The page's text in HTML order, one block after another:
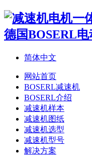
简体中文
网站首页
BOSERL减速机
BOSERL介绍
减速机样本
减速机图纸
减速机选型
减速机型号
解决方案